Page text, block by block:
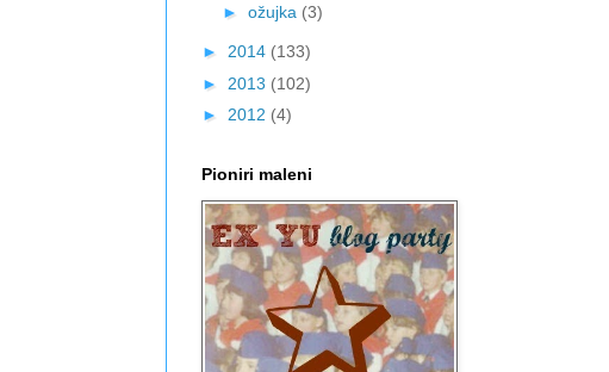
► ožujka (3)
► 2014 (133)
► 2013 (102)
► 2012 (4)
Pioniri maleni